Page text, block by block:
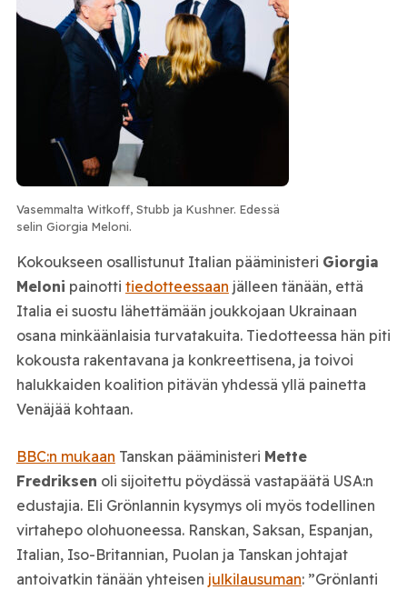
Vasemmalta Witkoff, Stubb ja Kushner. Edessä
selin Giorgia Meloni.
Kokoukseen osallistunut Italian pääministeri Giorgia
Meloni painotti tiedotteessaan jälleen tänään, että
Italia ei suostu lähettämään joukkojaan Ukrainaan
osana minkäänlaisia turvatakuita. Tiedotteessa hän piti
kokousta rakentavana ja konkreettisena, ja toivoi
halukkaiden koalition pitävän yhdessä yllä painetta
Venäjää kohtaan.
BBC:n mukaan Tanskan pääministeri Mette
Fredriksen oli sijoitettu pöydässä vastapäätä USA:n
edustajia. Eli Grönlannin kysymys oli myös todellinen
virtahepo olohuoneessa. Ranskan, Saksan, Espanjan,
Italian, Iso-Britannian, Puolan ja Tanskan johtajat
antoivatkin tänään yhteisen julkilausuman: ”Grönlanti